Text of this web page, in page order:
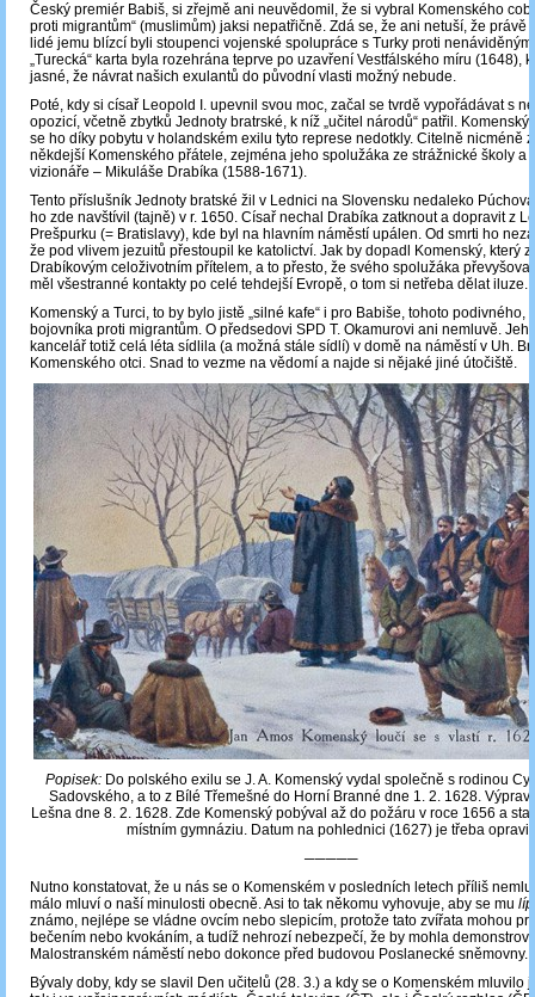
Český premiér Babiš, si zřejmě ani neuvědomil, že si vybral Komenského
proti migrantům“ (muslimům) jaksi nepatřičně. Zdá se, že ani netuší, že právě
lidé jemu blízcí byli stoupenci vojenské spolupráce s Turky proti
„Turecká“ karta byla rozehrána teprve po uzavření Vestfálského míru (1648),
jasné, že návrat našich exulantů do původní vlasti možný nebude.
Poté, kdy si císař Leopold I. upevnil svou moc, začal se tvrdě vypořádávat s
opozicí, včetně zbytků Jednoty bratrské, k níž „učitel národů“ patřil. Komenský
se ho díky pobytu v holandském exilu tyto represe nedotkly. Citelně nicméně
někdejší Komenského přátele, zejména jeho spolužáka ze strážnické školy a
vizionáře – Mikuláše Drabíka (1588-1671).
Tento příslušník Jednoty bratské žil v Lednici na Slovensku nedaleko
ho zde navštívil (tajně) v r. 1650. Císař nechal Drabíka zatknout a dopravit z
Prešpurku (= Bratislavy), kde byl na hlavním náměstí upálen. Od smrti ho
že pod vlivem jezuitů přestoupil ke katolictví. Jak by dopadl Komenský, který
Drabíkovým celoživotním přítelem, a to přesto, že svého spolužáka
měl všestranné kontakty po celé tehdejší Evropě, o tom si netřeba dělat iluze.
Komenský a Turci, to by bylo jistě „silné kafe“ i pro Babiše, tohoto podivného,
bojovníka proti migrantům. O předsedovi SPD T. Okamurovi ani nemluvě.
kancelář totiž celá léta sídlila (a možná stále sídlí) v domě na náměstí v Uh.
Komenského otci. Snad to vezme na vědomí a najde si nějaké jiné útočiště.
Popisek: Do polského exilu se J. A. Komenský vydal společně s rodinou
Sadovského, a to z Bílé Třemešné do Horní Branné dne 1. 2. 1628.
Lešna dne 8. 2. 1628. Zde Komenský pobýval až do požáru v roce 1656 a
místním gymnáziu. Datum na pohlednici (1627) je třeba opravit.
─────
Nutno konstatovat, že u nás se o Komenském v posledních letech příliš
málo mluví o naší minulosti obecně. Asi to tak někomu vyhovuje, aby se mu
známo, nejlépe se vládne ovcím nebo slepicím, protože tato zvířata mohou
bečením nebo kvokáním, a tudíž nehrozí nebezpečí, že by mohla
Malostranském náměstí nebo dokonce před budovou Poslanecké sněmovny.
Bývaly doby, kdy se slavil Den učitelů (28. 3.) a kdy se o Komenském mluvilo